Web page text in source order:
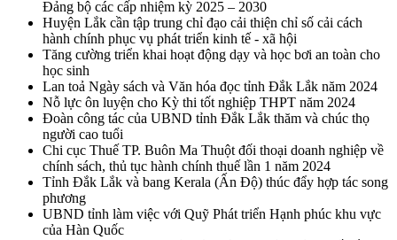
Đảng bộ các cấp nhiệm kỳ 2025 – 2030
Huyện Lắk cần tập trung chỉ đạo cải thiện chỉ số cải cách
hành chính phục vụ phát triển kinh tế - xã hội
Tăng cường triển khai hoạt động dạy và học bơi an toàn cho
học sinh
Lan toả Ngày sách và Văn hóa đọc tỉnh Đắk Lắk năm 2024
Nỗ lực ôn luyện cho Kỳ thi tốt nghiệp THPT năm 2024
Đoàn công tác của UBND tỉnh Đắk Lắk thăm và chúc thọ
người cao tuổi
Chi cục Thuế TP. Buôn Ma Thuột đối thoại doanh nghiệp về
chính sách, thủ tục hành chính thuế lần 1 năm 2024
Tỉnh Đắk Lắk và bang Kerala (Ấn Độ) thúc đẩy hợp tác song
phương
UBND tỉnh làm việc với Quỹ Phát triển Hạnh phúc khu vực
của Hàn Quốc